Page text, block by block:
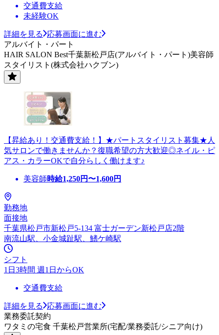
交通費支給
未経験OK
詳細を見る
応募画面に進む
アルバイト・パート
HAIR SALON Best千葉新松戸店(アルバイト・パート)美容師
スタイリスト(株式会社ハクブン)
【昇給あり！交通費支給！】★パートスタイリスト募集★人
気サロンで働きませんか？復職希望の方大歓迎◎ネイル・ピ
アス・カラーOKで自分らしく働けます♪
美容師時給1,250円〜1,600円
勤務地
面接地
千葉県松戸市新松戸5-134 富士ガーデン新松戸店2階
南流山駅、小金城趾駅、鰭ケ崎駅
シフト
1日3時間 週1日からOK
交通費支給
詳細を見る
応募画面に進む
業務委託契約
ワタミの宅食 千葉松戸営業所(宅配/業務委託/シニア向け)